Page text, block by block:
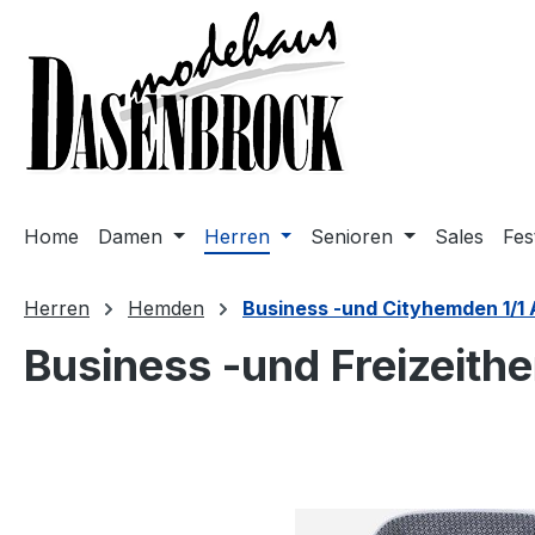
Hauptinhalt springen
Zur Hauptnavigation springen
Home Damen Herren Senioren Sales
Herren Hemden Business -und Cityhemden 1/1
Business -und